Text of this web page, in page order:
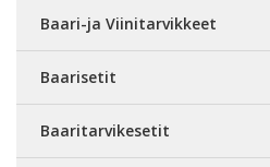
Baari-ja Viinitarvikkeet
Baarisetit
Baaritarvikesetit